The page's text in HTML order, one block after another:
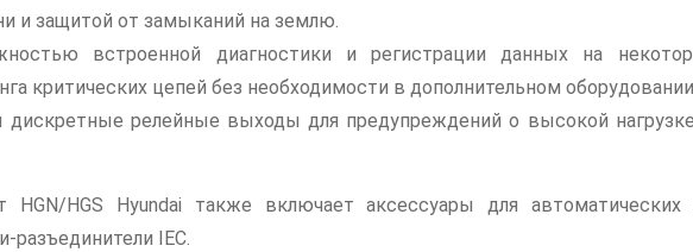
и защитой от замыканий на землю.
встроенной диагностики и регистрации данных на
критических цепей без необходимости в дополнительном
релейные выходы для предупреждений о высокой
HGN/HGS Hyundai также включает аксессуары для
разъединители IEC.